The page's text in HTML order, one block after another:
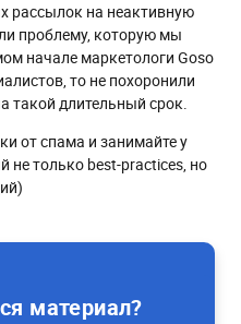
рассылок на неактивную
проблему, которую мы
начале маркетологи Goso
то не похоронили
такой длительный срок.
от спама и занимайте у
не только best-practices, но
материал?